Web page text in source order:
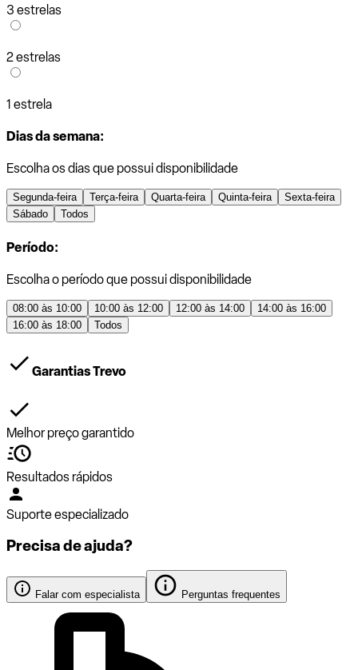
3 estrelas
2 estrelas
1 estrela
Dias da semana:
Escolha os dias que possui disponibilidade
Segunda-feira Terça-feira Quarta-feira Quinta-feira
Sexta-feira
Sábado
Todos
Período:
Escolha o período que possui disponibilidade
08:00 às 10:00 10:00 às 12:00 12:00 às 14:00
14:00 às 16:00
16:00 às 18:00
Todos
Garantias Trevo
Melhor preço garantido
Resultados rápidos
Suporte especializado
Precisa de ajuda?
Falar com especialista Perguntas frequentes